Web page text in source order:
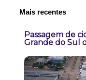
Mais recentes
Passagem de
Grande do Sul